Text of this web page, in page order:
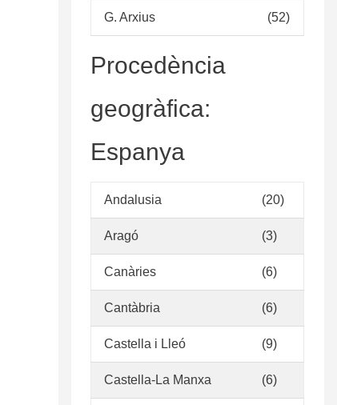
G. Arxius (52)
Procedència
geogràfica:
Espanya
Andalusia (20)
Aragó (3)
Canàries (6)
Cantàbria (6)
Castella i Lleó (9)
Castella-La Manxa (6)